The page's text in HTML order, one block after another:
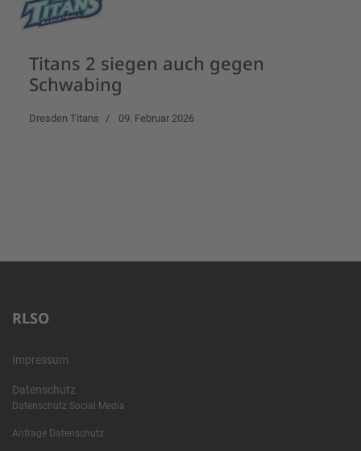
Titans 2 siegen auch gegen
Schwabing
Dresden Titans 09. Februar 2026
RLSO
Impressum
Datenschutz
Datenschutz Social Media
Anfrage Datenschutz